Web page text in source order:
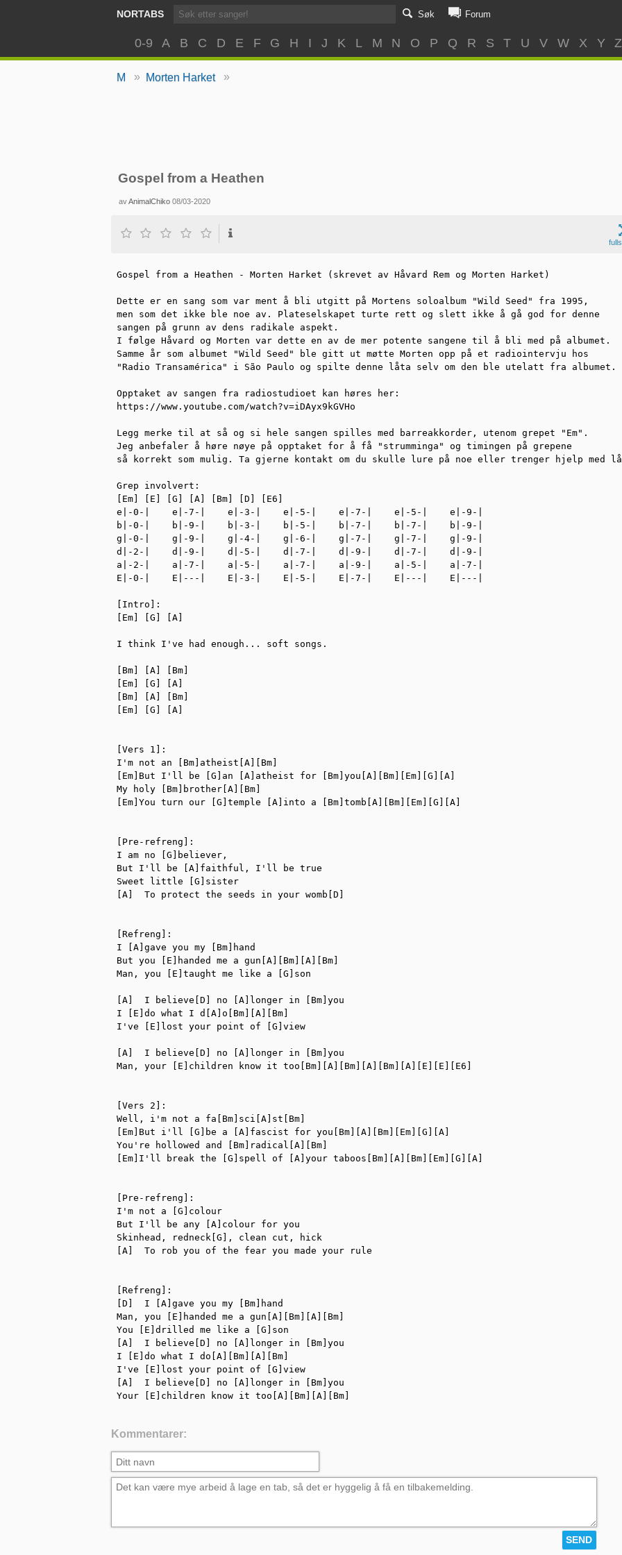
NORTABS Søk Forum
0-9 A B C D E F G H I J K L M N O P Q R S T U V W X Y Z
M » Morten Harket »
Gospel from a Heathen
avAnimalChiko 08/03-2020
Gospel from a Heathen - Morten Harket (skrevet av Håvard Rem og Morten Harket)
Dette er en sang som var ment å bli utgitt på Mortens soloalbum "Wild Seed" fra 1995,
men som det ikke ble noe av. Plateselskapet turte rett og slett ikke å gå god for denne
sangen på grunn av dens radikale aspekt.
I følge Håvard og Morten var dette en av de mer potente sangene til å bli med på albumet.
Samme år som albumet "Wild Seed" ble gitt ut møtte Morten opp på et radiointervju hos
"Radio Transamérica" i São Paulo og spilte denne låta selv om den ble utelatt fra albumet.
Opptaket av sangen fra radiostudioet kan høres her:
https://www.youtube.com/watch?v=iDAyx9kGVHo
Legg merke til at så og si hele sangen spilles med barreakkorder, utenom grepet "Em".
Jeg anbefaler å høre nøye på opptaket for å få "strumminga" og timingen på grepene
så korrekt som mulig. Ta gjerne kontakt om du skulle lure på noe eller trenger hjelp med
Grep involvert:
[Em] [E] [G] [A] [Bm] [D] [E6]
e|-0-|    e|-7-|    e|-3-|    e|-5-|    e|-7-|    e|-5-|    e|-9-|
b|-0-|    b|-9-|    b|-3-|    b|-5-|    b|-7-|    b|-7-|    b|-9-|
g|-0-|    g|-9-|    g|-4-|    g|-6-|    g|-7-|    g|-7-|    g|-9-|
d|-2-|    d|-9-|    d|-5-|    d|-7-|    d|-9-|    d|-7-|    d|-9-|
a|-2-|    a|-7-|    a|-5-|    a|-7-|    a|-9-|    a|-5-|    a|-7-|
E|-0-|    E|---|    E|-3-|    E|-5-|    E|-7-|    E|---|    E|---|
[Intro]:
[Em] [G] [A]
I think I've had enough... soft songs.
[Bm] [A] [Bm]
[Em] [G] [A]
[Bm] [A] [Bm]
[Em] [G] [A]
[Vers 1]:
I'm not an [Bm]atheist[A][Bm]
[Em]But I'll be [G]an [A]atheist for [Bm]you[A][Bm][Em][G][A]
My holy [Bm]brother[A][Bm]
[Em]You turn our [G]temple [A]into a [Bm]tomb[A][Bm][Em][G][A]
[Pre-refreng]:
I am no [G]believer,
But I'll be [A]faithful, I'll be true
Sweet little [G]sister
[A]  To protect the seeds in your womb[D]
[Refreng]:
I [A]gave you my [Bm]hand
But you [E]handed me a gun[A][Bm][A][Bm]
Man, you [E]taught me like a [G]son
[A]  I believe[D] no [A]longer in [Bm]you
I [E]do what I d[A]o[Bm][A][Bm]
I've [E]lost your point of [G]view
[A]  I believe[D] no [A]longer in [Bm]you
Man, your [E]children know it too[Bm][A][Bm][A][Bm][A][E][E][E6]
[Vers 2]:
Well, i'm not a fa[Bm]sci[A]st[Bm]
[Em]But i'll [G]be a [A]fascist for you[Bm][A][Bm][Em][G][A]
You're hollowed and [Bm]radical[A][Bm]
[Em]I'll break the [G]spell of [A]your taboos[Bm][A][Bm][Em][G][A]
[Pre-refreng]:
I'm not a [G]colour
But I'll be any [A]colour for you
Skinhead, redneck[G], clean cut, hick
[A]  To rob you of the fear you made your rule
[Refreng]:
[D]  I [A]gave you my [Bm]hand
Man, you [E]handed me a gun[A][Bm][A][Bm]
You [E]drilled me like a [G]son
[A]  I believe[D] no [A]longer in [Bm]you
I [E]do what I do[A][Bm][A][Bm]
I've [E]lost your point of [G]view
[A]  I believe[D] no [A]longer in [Bm]you
Your [E]children know it too[A][Bm][A][Bm]
Kommentarer: